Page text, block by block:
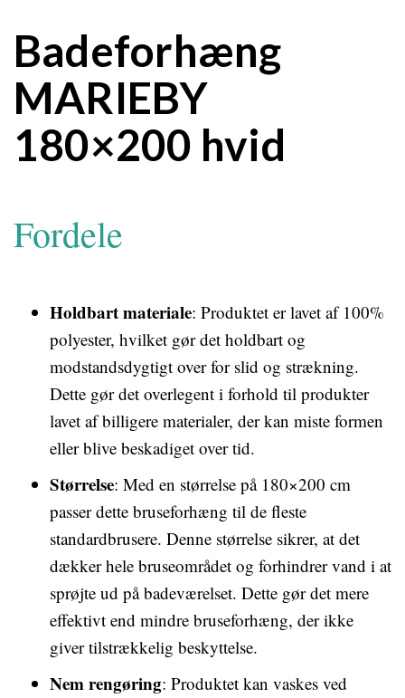
Badeforhæng
MARIEBY
180×200 hvid
Fordele
Holdbart materiale: Produktet er lavet af 100%
polyester, hvilket gør det holdbart og
modstandsdygtigt over for slid og strækning.
Dette gør det overlegent i forhold til produkter
lavet af billigere materialer, der kan miste formen
eller blive beskadiget over tid.
Størrelse: Med en størrelse på 180×200 cm
passer dette bruseforhæng til de fleste
standardbrusere. Denne størrelse sikrer, at det
dækker hele bruseområdet og forhindrer vand i at
sprøjte ud på badeværelset. Dette gør det mere
effektivt end mindre bruseforhæng, der ikke
giver tilstrækkelig beskyttelse.
Nem rengøring: Produktet kan vaskes ved